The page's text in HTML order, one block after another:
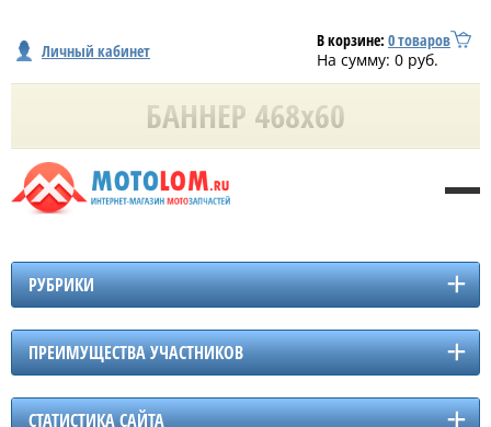
Личный кабинет В корзине: 0товаров
На сумму: 0 руб.
РУБРИКИ
ПРЕИМУЩЕСТВА УЧАСТНИКОВ
СТАТИСТИКА САЙТА